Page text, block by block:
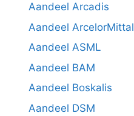
Aandeel Arcadis
Aandeel ArcelorMittal
Aandeel ASML
Aandeel BAM
Aandeel Boskalis
Aandeel DSM